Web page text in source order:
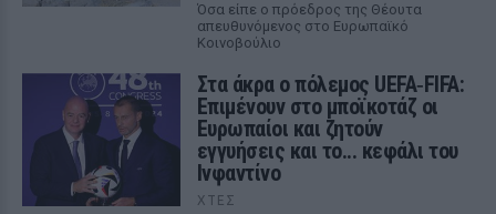
Όσα είπε ο πρόεδρος της Θέουτα
απευθυνόμενος στο Ευρωπαϊκό
Κοινοβούλιο
Στα άκρα ο πόλεμος UEFA‑FIFA:
Επιμένουν στο μποϊκοτάζ οι
Ευρωπαίοι και ζητούν
εγγυήσεις και το... κεφάλι του
Ινφαντίνο
ΧΤΕΣ